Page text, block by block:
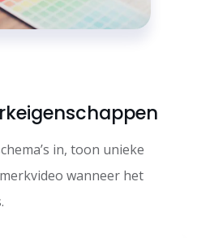
in, toon unieke
wanneer het